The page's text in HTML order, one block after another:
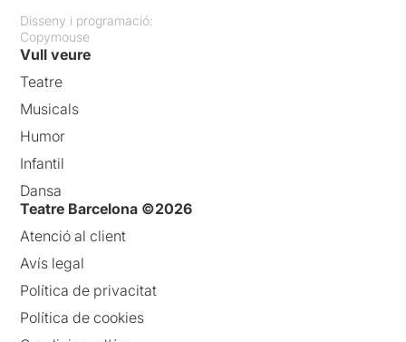
Disseny i programació:
Copymouse
Vull veure
Teatre
Musicals
Humor
Infantil
Dansa
Teatre Barcelona ©2026
Atenció al client
Avís legal
Política de privacitat
Política de cookies